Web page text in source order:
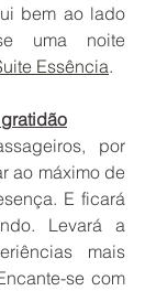
bem ao lado
uma noite
Essência.
por
ao máximo de
E ficará
Levará a
mais
se com